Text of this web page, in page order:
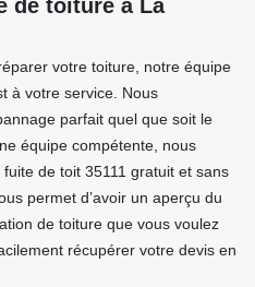
de toiture à La
votre toiture, notre équipe
à votre service. Nous
parfait quel que soit le
équipe compétente, nous
de toit 35111 gratuit et sans
permet d’avoir un aperçu du
de toiture que vous voulez
récupérer votre devis en